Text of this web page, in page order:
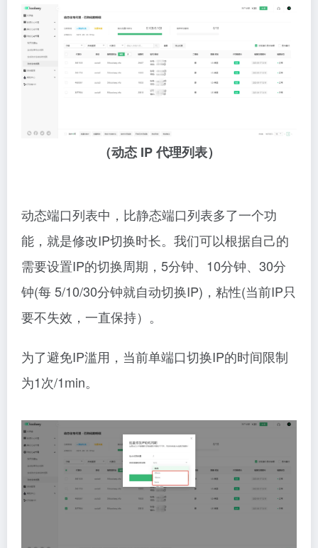
（动态 IP 代理列表）
动态端口列表中，比静态端口列表多了一个功
能，就是修改IP切换时长。我们可以根据自己的
需要设置IP的切换周期，5分钟、10分钟、30分
钟(每 5/10/30分钟就自动切换IP)，粘性(当前IP只
要不失效，一直保持）。
为了避免IP滥用，当前单端口切换IP的时间限制
为1次/1min。